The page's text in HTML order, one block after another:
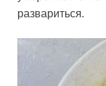
развариться.